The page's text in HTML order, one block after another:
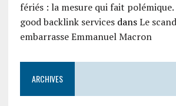
fériés : la mesure qui fait polémique.
good backlink servicesdansLe
embarrasse Emmanuel Macron
ARCHIVES